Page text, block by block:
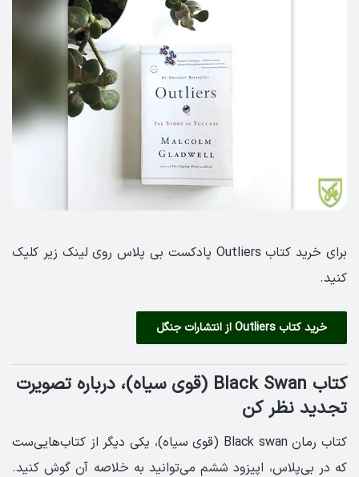
برای خرید کتاب Outliers پادکست بی پلاس روی لینک زیر کلیک
کنید.
خرید کتاب Outliers از انتشارات جنگل
کتاب Black Swan (قوی سیاه)، درباره تصویرت
تجدید نظر کن
کتاب رمان Black swan (قوی سیاه)، یکی دیگر از کتاب‌هایی‌ست
که در بی‌پلاس، اپیزود ششم می‌توانید به خلاصه آن گوش کنید.